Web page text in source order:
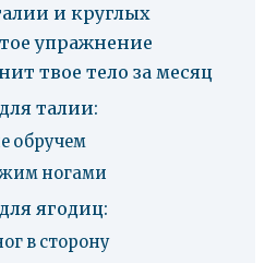
и круглых
упражнение
твое тело за месяц
талии:
обручем
ногами
ягодиц:
в сторону